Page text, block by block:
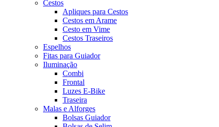
Cestos
Apliques para Cestos
Cestos em Arame
Cesto em Vime
Cestos Traseiros
Espelhos
Fitas para Guiador
Iluminação
Combi
Frontal
Luzes E-Bike
Traseira
Malas e Alforges
Bolsas Guiador